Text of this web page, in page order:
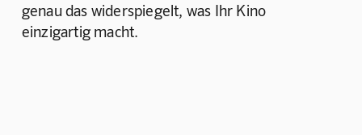
genau das widerspiegelt, was Ihr Kino
einzigartig macht.